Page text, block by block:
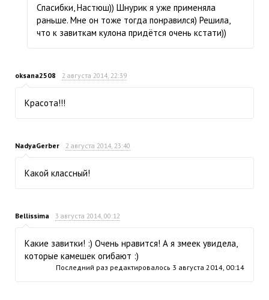
Спасибки, Настюш)) Шнурик я уже применяла
раньше. Мне он тоже тогда понравился) Решила,
что к завиткам кулона придётся очень кстати))
oksana2508 2 августа 2014, 22:39
Красота!!!
NadyaGerber 2 августа 2014, 23:40
Какой классный!
Bellissima 3 августа 2014, 00:12
Какие завитки! :) Очень нравится! А я змеек увидела,
которые камешек огибают :)
Последний раз редактировалось 3 августа 2014, 00:14